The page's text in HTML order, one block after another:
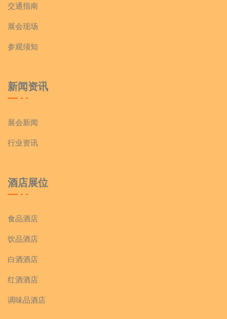
交通指南
展会现场
参观须知
新闻资讯
展会新闻
行业资讯
酒店展位
食品酒店
饮品酒店
白酒酒店
红酒酒店
调味品酒店